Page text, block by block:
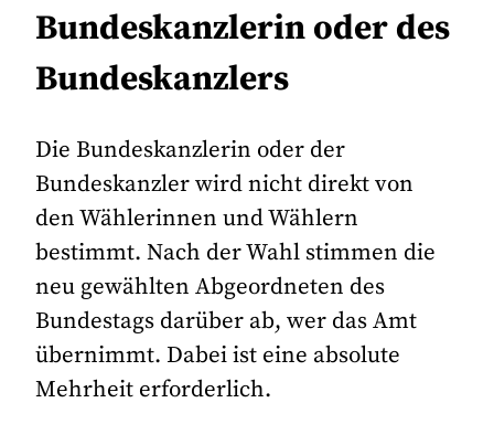
Bundeskanzlerin oder des
Bundeskanzlers
Die Bundeskanzlerin oder der
Bundeskanzler wird nicht direkt von
den Wählerinnen und Wählern
bestimmt. Nach der Wahl stimmen die
neu gewählten Abgeordneten des
Bundestags darüber ab, wer das Amt
übernimmt. Dabei ist eine absolute
Mehrheit erforderlich.